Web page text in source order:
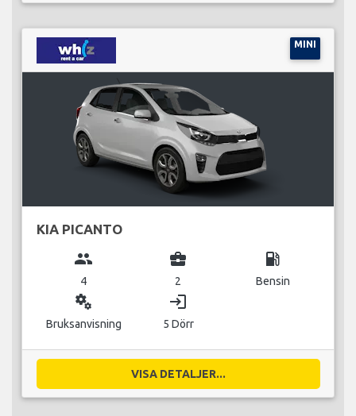
MINI
KIA PICANTO
group
4
business_center
2
local_gas_station
Bensin
miscellaneous_services
Bruksanvisning
login
5 Dörr
VISA DETALJER...